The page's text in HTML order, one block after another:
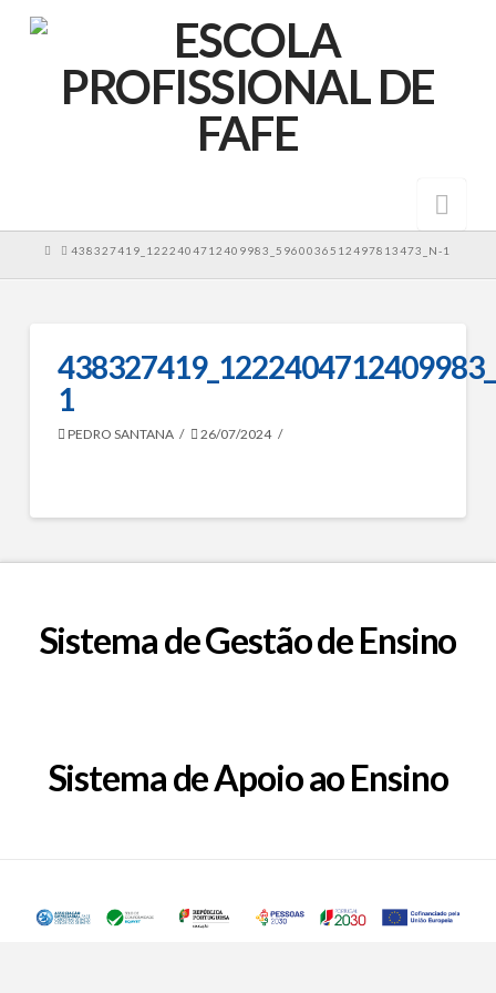
HOME
438327419_1222404712409983_5960036512497813473_N-1
1
PEDRO SANTANA 26/07/2024
Sistema de Gestão de Ensino
Sistema de Apoio ao Ensino